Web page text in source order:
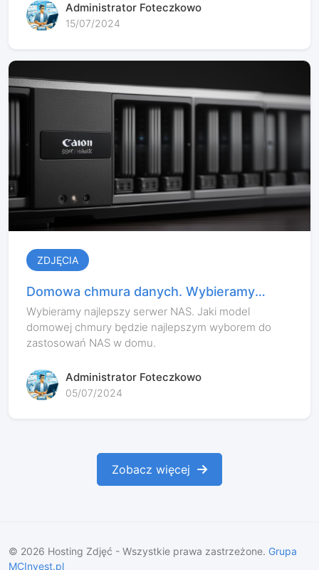
Administrator Foteczkowo
15/07/2024
ZDJĘCIA
Domowa chmura danych. Wybieramy
najlepszy serwer NAS.
Wybieramy najlepszy serwer NAS. Jaki model
domowej chmury będzie najlepszym wyborem do
zastosowań NAS w domu.
Administrator Foteczkowo
05/07/2024
Zobacz więcej
© 2026 Hosting Zdjęć - Wszystkie prawa zastrzeżone. Grupa
MCInvest.pl